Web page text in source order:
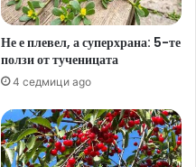
Не е плевел, а суперхрана: 5-те
ползи от тученицата
4 седмици ago